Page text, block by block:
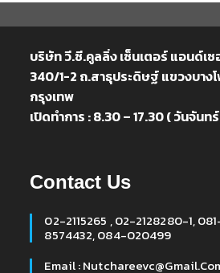
บริษัท วี.ซี.คูลลิ่ง เซ็นเตอร์ แอนด์เ
340/1-2 ถ.สาธุประดิษฐ์ แขวงบาง
กรุงเทพ
เปิดทำการ : 8.30 – 17.30 ( วันจันท
Contact Us
02-2115265 , 02-2128280-1,
8574432, 084-020499
Email :